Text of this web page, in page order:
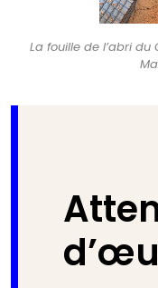
La fouille de l’abri